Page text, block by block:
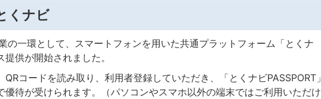
くナビ
の一環として、スマートフォンを用いた共通プラットフォーム「とくナ
供が開始されました。
コードを読み取り、利用者登録していただき、「とくナビPASSPORT」
優待が受けられます。（パソコンやスマホ以外の端末ではご利用いただけ